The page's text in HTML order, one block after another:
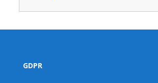
GDPR